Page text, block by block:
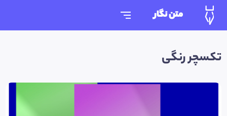
متن نگار
تکسچر رنگی